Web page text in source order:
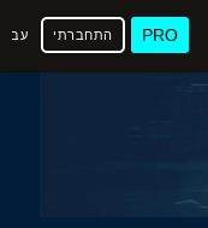
PRO התחברתי